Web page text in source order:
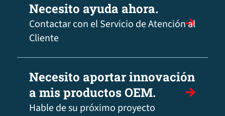
Necesito ayuda ahora.
Contactar con el Servicio de Atención al
Cliente
Necesito aportar innovación
a mis productos OEM.
Hable de su próximo proyecto